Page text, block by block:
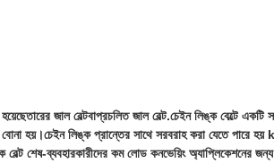
তারের জাল বেল্টবাপ্রচলিত জাল বেল্ট.চেইন লিঙ্ক বেল্টে একটি
হয়।চেইন লিঙ্ক প্রান্তের সাথে সরবরাহ করা যেতে পারে
বেল্ট শেষ-ব্যবহারকারীদের কম লোড কনভেয়িং অ্যাপ্লিকেশনের